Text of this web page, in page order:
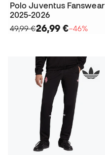
Polo Juventus Fanswear
2025-2026
49,99 €26,99 €−46%